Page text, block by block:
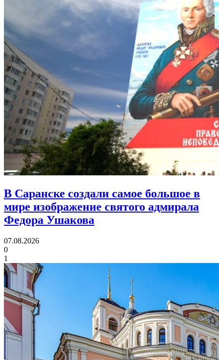
В Саранске создали самое большое в
мире изображение святого адмирала
Федора Ушакова
07.08.2026
0
1